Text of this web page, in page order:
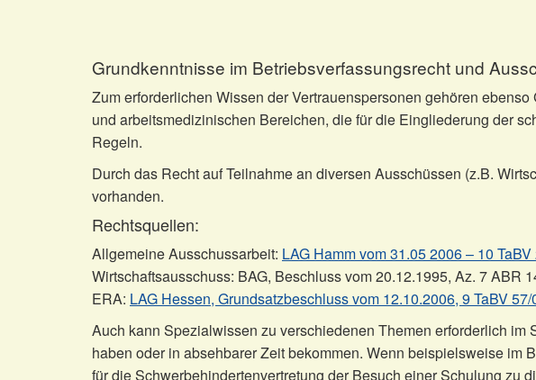
Grundkenntnisse im Betriebsverfassungsrecht und
Zum erforderlichen Wissen der Vertrauenspersonen gehören
und arbeitsmedizinischen Bereichen, die für die Eingliederung der
Regeln.
Durch das Recht auf Teilnahme an diversen Ausschüssen (z.B.
vorhanden.
Rechtsquellen:
Allgemeine Ausschussarbeit: LAG Hamm vom 31.05 2006 – 10
Wirtschaftsausschuss: BAG, Beschluss vom 20.12.1995, Az. 7 ABR
ERA: LAG Hessen, Grundsatzbeschluss vom 12.10.2006, 9 TaBV 57/
Auch kann Spezialwissen zu verschiedenen Themen erforderlich
haben oder in absehbarer Zeit bekommen. Wenn beispielsweise im
für die Schwerbehindertenvertretung der Besuch einer Schulung zu